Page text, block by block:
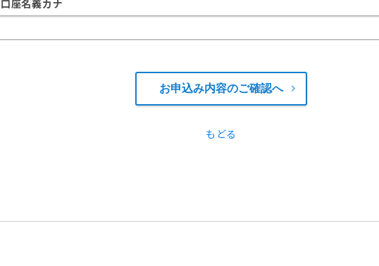
口座名義カナ
お申込み内容のご確認へ
もどる